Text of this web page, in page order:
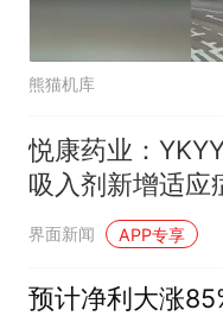
熊猫机库
悦康药业：
吸入剂新增适应
家药监局临床试
界面新闻 APP专享
预计净利大涨